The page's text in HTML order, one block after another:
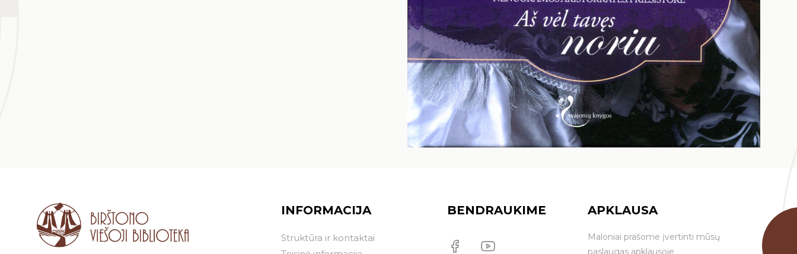
INFORMACIJA
Struktūra ir kontaktai
BENDRAUKIME APKLAUSA
Maloniai prašome įvertinti mūsų
paslaugas apklausoje